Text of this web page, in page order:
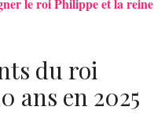
le roi Philippe et la reine
du roi
ans en 2025